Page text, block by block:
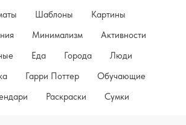
Шаблоны
Картины
Минимализм
Активности
Еда Города
Люди
Гарри Поттер
Обучающие
Раскраски Сумки